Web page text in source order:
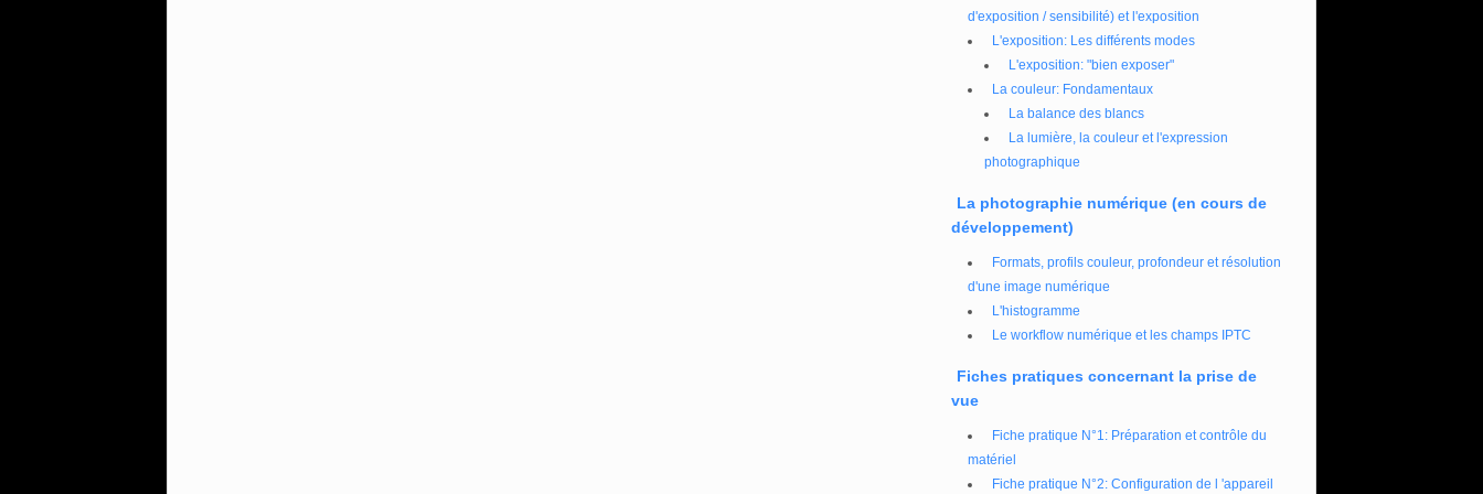
d'exposition / sensibilité) et l'exposition
L'exposition: Les différents modes
L'exposition: "bien exposer"
La couleur: Fondamentaux
La balance des blancs
La lumière, la couleur et l'expression
photographique
La photographie numérique (en cours de
développement)
Formats, profils couleur, profondeur et résolution
d'une image numérique
L'histogramme
Le workflow numérique et les champs IPTC
Fiches pratiques concernant la prise de
vue
Fiche pratique N°1: Préparation et contrôle du
matériel
Fiche pratique N°2: Configuration de l 'appareil